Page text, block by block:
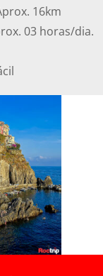
16km
03 horas/dia.